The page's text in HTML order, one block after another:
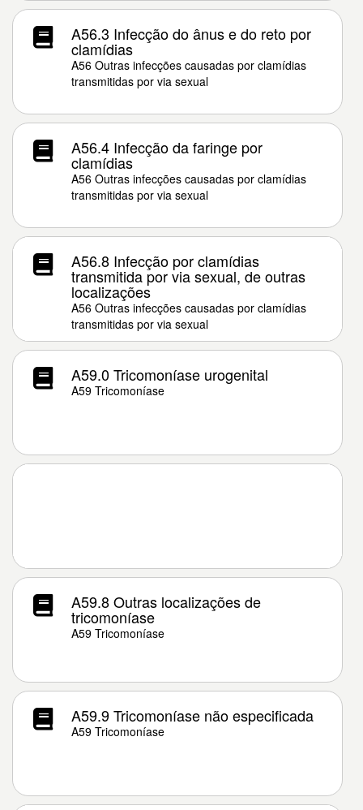
A56.3 Infecção do ânus e do reto por
clamídias
A56 Outras infecções causadas por clamídias
transmitidas por via sexual
A56.4 Infecção da faringe por
clamídias
A56 Outras infecções causadas por clamídias
transmitidas por via sexual
A56.8 Infecção por clamídias
transmitida por via sexual, de outras
localizações
A56 Outras infecções causadas por clamídias
transmitidas por via sexual
A59.0 Tricomoníase urogenital
A59 Tricomoníase
A59.8 Outras localizações de
tricomoníase
A59 Tricomoníase
A59.9 Tricomoníase não especificada
A59 Tricomoníase